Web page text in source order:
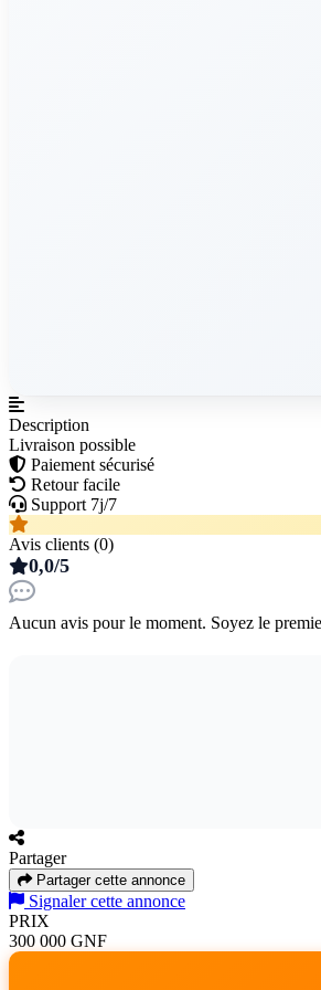
Description
Livraison possible
Paiement sécurisé
Retour facile
Support 7j/7
Avis clients (0)
0,0/5
Aucun avis pour le moment. Soyez le
Partager
Partager cette annonce
Signaler cette annonce
PRIX
300 000 GNF